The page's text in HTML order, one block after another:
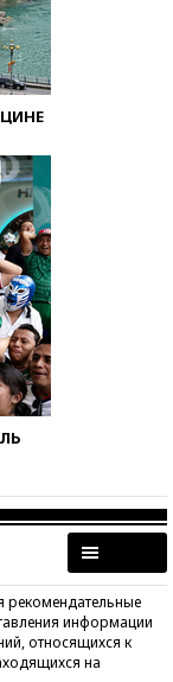
информации
относящихся к
на